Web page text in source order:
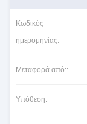
Κωδικός
ημερομηνίας:
Μεταφορά από::
Υπόθεση: